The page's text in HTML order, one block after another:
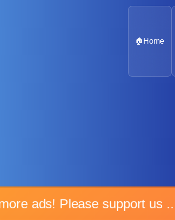
🏠 Home
more ads! Please support us ...